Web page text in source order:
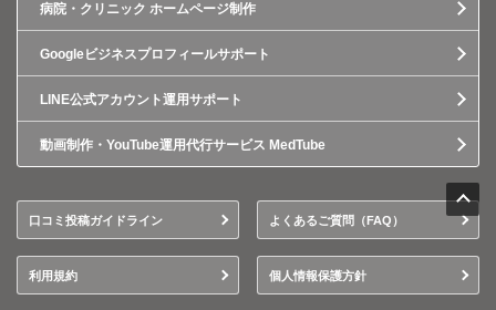
病院・クリニック ホームページ制作
Googleビジネスプロフィールサポート
LINE公式アカウント運用サポート
動画制作・YouTube運用代行サービス MedTube
口コミ投稿ガイドライン よくあるご質問（FAQ）
利用規約 個人情報保護方針